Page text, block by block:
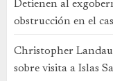
Detienen al
obstrucción en el
Christopher
sobre visita a Islas